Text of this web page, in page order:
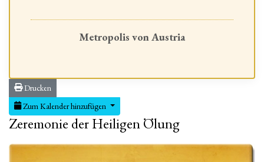
Metropolis von Austria
Drucken
Zum Kalender hinzufügen
Zeremonie der Heiligen Ölung